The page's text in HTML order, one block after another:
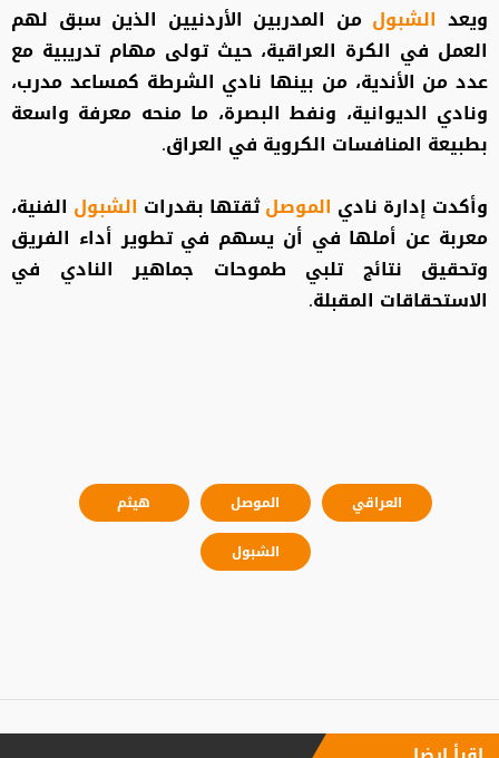
ويعدالشبولمن المدربين الأردنيين الذين سبق لهم
العمل في الكرة العراقية، حيث تولى مهام تدريبية مع
عدد من الأندية، من بينها نادي الشرطة كمساعد مدرب،
ونادي الديوانية، ونفط البصرة، ما منحه معرفة واسعة
بطبيعة المنافسات الكروية في العراق.
وأكدت إدارة نادي الموصلثقتها بقدرات الشبول الفنية،
معربة عن أملها في أن يسهم في تطوير أداء الفريق
وتحقيق نتائج تلبي طموحات جماهير النادي في
الاستحقاقات المقبلة.
العراقي الموصل
هيثم
الشبول